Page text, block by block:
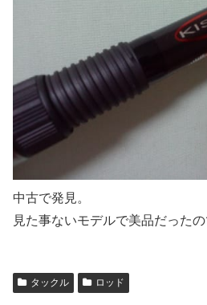
中古で発見。
見た事ないモデルで美品だったの
タックル ロッド